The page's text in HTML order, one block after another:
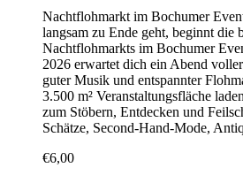
Nachtflohmarkt im Bochumer
langsam zu Ende geht, beginnt die
Nachtflohmarkts im Bochumer
2026 erwartet dich ein Abend
guter Musik und entspannter
3.500 m² Veranstaltungsfläche
zum Stöbern, Entdecken und
Schätze, Second-Hand-Mode,
€6,00